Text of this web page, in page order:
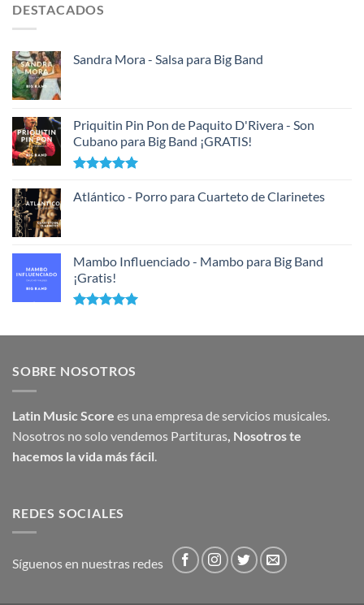
DESTACADOS
Sandra Mora - Salsa para Big Band
Priquitin Pin Pon de Paquito D'Rivera - Son
Cubano para Big Band ¡GRATIS!
con5.00
Atlántico - Porro para Cuarteto de Clarinetes
Mambo Influenciado - Mambo para Big Band
¡Gratis!
SOBRE NOSOTROS
Latin Music Score es una empresa de servicios musicales.
Nosotros no solo vendemos Partituras, Nosotros te
hacemos la vida más fácil.
REDES SOCIALES
Síguenos en nuestras redes